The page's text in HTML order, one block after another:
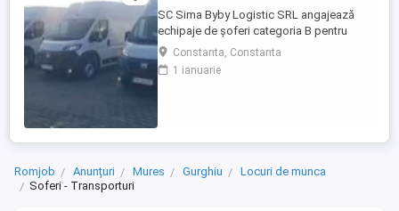
SC Sima Byby Logistic SRL angajează
echipaje de șoferi categoria B pentru
transport internațional (comunitate)!
Căutăm echipaje formate din 2 șoferi,
posesori ai permisului categoria B, pentru
Constanta, Constanta
1 ianuarie
Romjob Anunțuri Mures Gurghiu
Locuri de munca
Soferi - Transporturi